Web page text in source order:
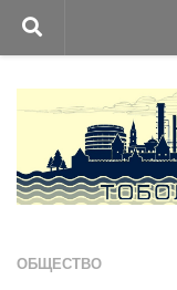
Перейти к
ОБЩЕСТВО